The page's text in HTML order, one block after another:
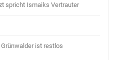
spricht Ismaiks Vertrauter
ist restlos